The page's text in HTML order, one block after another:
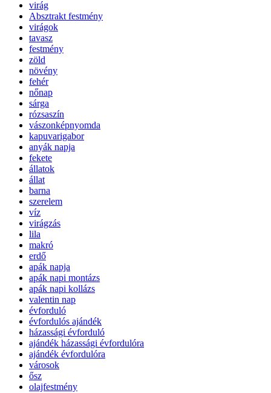
virág
Absztrakt festmény
virágok
tavasz
festmény
zöld
növény
fehér
nőnap
sárga
rózsaszín
vászonképnyomda
kapuvarigabor
anyák napja
fekete
állatok
állat
barna
szerelem
víz
virágzás
lila
makró
erdő
apák napja
apák napi montázs
apák napi kollázs
valentin nap
évforduló
évfordulós ajándék
házassági évforduló
ajándék házassági évfordulóra
ajándék évfordulóra
városok
ősz
olajfestmény